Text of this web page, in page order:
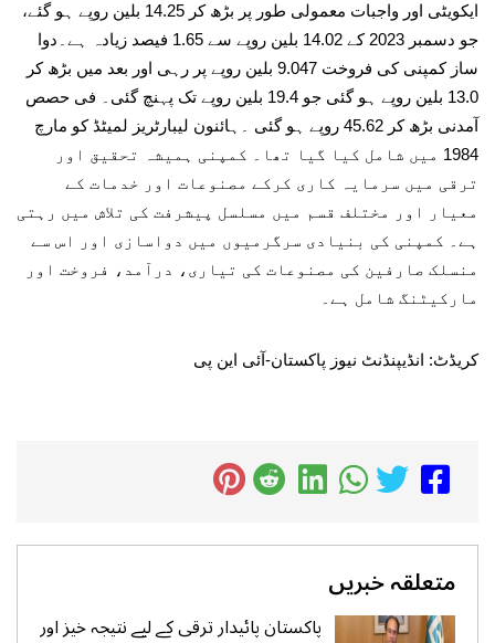
ایکویٹی اور واجبات معمولی طور پر بڑھ کر 14.25 بلین روپے ہو گئے،
جو دسمبر 2023 کے 14.02 بلین روپے سے 1.65 فیصد زیادہ ہے۔دوا
ساز کمپنی کی فروخت 9.047 بلین روپے پر رہی اور بعد میں بڑھ کر
13.0 بلین روپے ہو گئی جو 19.4 بلین روپے تک پہنچ گئی۔ فی حصص
آمدنی بڑھ کر 45.62 روپے ہو گئی ۔ہائنون لیبارٹریز لمیٹڈ کو مارچ
1984 میں شامل کیا گیا تھا۔ کمپنی ہمیشہ تحقیق اور
ترقی میں سرمایہ کاری کرکے مصنوعات اور خدمات کے
معیار اور مختلف قسم میں مسلسل پیشرفت کی تلاش میں رہتی
ہے۔ کمپنی کی بنیادی سرگرمیوں میں دواسازی اور اس سے
منسلک صارفین کی مصنوعات کی تیاری، درآمد، فروخت اور
مارکیٹنگ شامل ہے۔
کریڈٹ: انڈیپنڈنٹ نیوز پاکستان-آئی این پی
متعلقہ خبریں
پاکستان پائیدار ترقی کے لیے نتیجہ خیز اور